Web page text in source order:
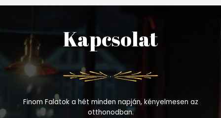
Kapcsolat
Finom Falatok a hét minden napján, kényelmesen az
otthonodban.